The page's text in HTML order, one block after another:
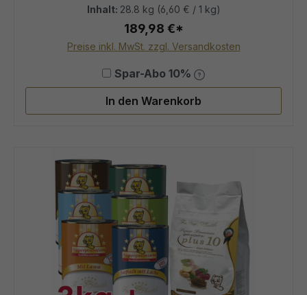
Inhalt: 28.8 kg (6,60 € / 1 kg)
189,98 €*
Preise inkl. MwSt. zzgl. Versandkosten
Spar-Abo 10%
In den Warenkorb